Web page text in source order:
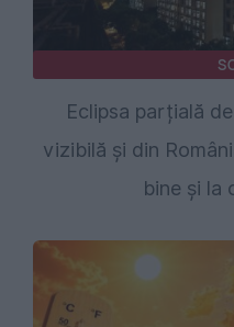
Eclipsa parțială
vizibilă și din
bine și la